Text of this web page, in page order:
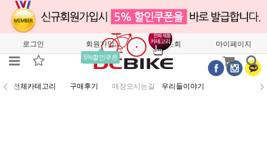
로그인 회원가입
5%할인쿠폰
주문조회 마이페이지
전체카테고리 구매후기 매장오시는길 우리들이야기